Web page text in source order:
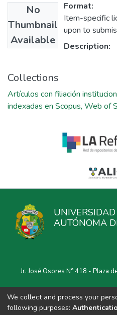
No
Thumbnail
Available
Format:
Item-specific
upon to
Description:
Collections
Artículos con filiación
indexadas en Scopus, Web of
AUTÓNOMA
Jr. José Osores N° 418 - Plaza
We collect and process your
following purposes: